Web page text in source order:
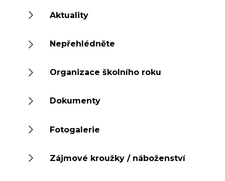
Aktuality
Nepřehlédněte
Organizace školního roku
Dokumenty
Fotogalerie
Zájmové kroužky / náboženství